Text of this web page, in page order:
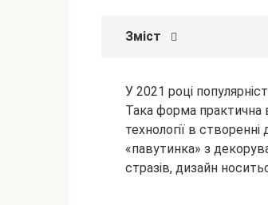
Зміст
У 2021 році
Така форма практична
технології в
«павутинка» з
стразів, дизайн